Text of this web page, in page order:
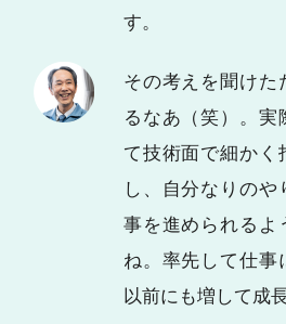
す。
その考えを聞けた
るなあ（笑）。
て技術面で細か
し、自分なりの
事を進められるよ
ね。率先して仕
以前にも増して成